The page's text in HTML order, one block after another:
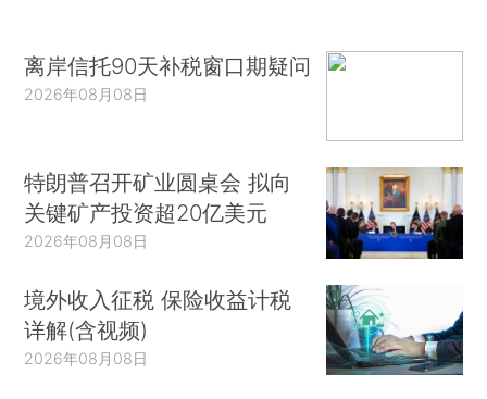
离岸信托90天补税窗口期疑问
2026年08月08日
特朗普召开矿业圆桌会 拟向
关键矿产投资超20亿美元
2026年08月08日
境外收入征税 保险收益计税
详解(含视频)
2026年08月08日